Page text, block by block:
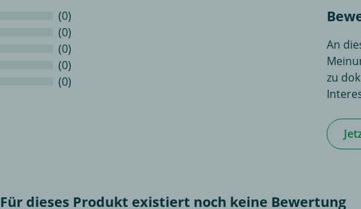
(0)
(0)
(0)
(0)
(0)
An
zu
Für dieses Produkt existiert noch keine Bewertung